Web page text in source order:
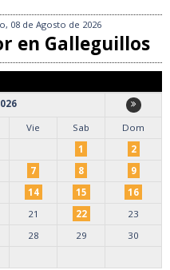
08 de Agosto de 2026
en Galleguillos
Vie Sab
Dom
1
2
7 8
9
14 15
16
21 22
23
28 29
30